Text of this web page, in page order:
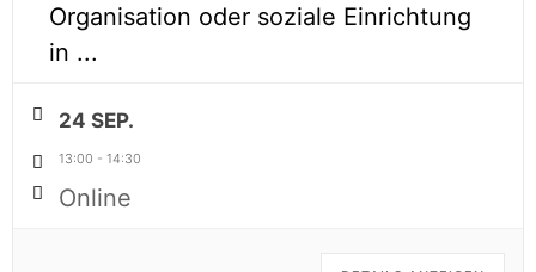
Organisation oder soziale Einrichtung
in ...
24 SEP.
13:00 - 14:30
Online